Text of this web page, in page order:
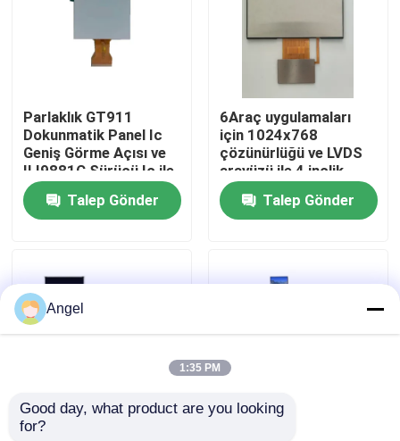
videolar
Hakkımızda
Fabrika turu
Bize Ulaşın
LCD TFT Ekran
Parlaklık GT911
Dokunmatik Panel Ic
Geniş Görme Açısı ve
ILI9881C Sürücü Ic ile
TFT Ekran Paneli
Talep Gönder
6Araç uygulamaları
için 1024x768
çözünürlüğü ve LVDS
arayüzü ile 4 inçlik
TFT ekran modülü
Talep Gönder
4.58 inç LCD TFT
Angel
1:35 PM
Good day, what product are you looking
for?